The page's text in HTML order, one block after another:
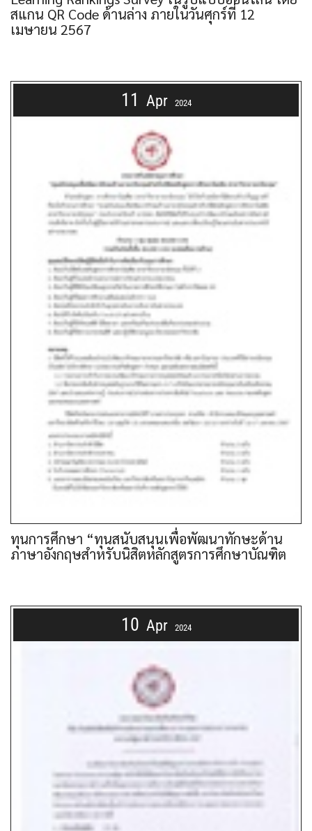
สแกน QR Code ด้านล่าง ภายในวันศุกร์ที่ 12
เมษายน 2567
11 Apr 2024
ทุนการศึกษา “ทุนสนับสนุนเพื่อพัฒนาทักษะด้าน
ภาษาอังกฤษสำหรับนิสิตหลักสูตรการศึกษาบัณฑิต
10 Apr 2024